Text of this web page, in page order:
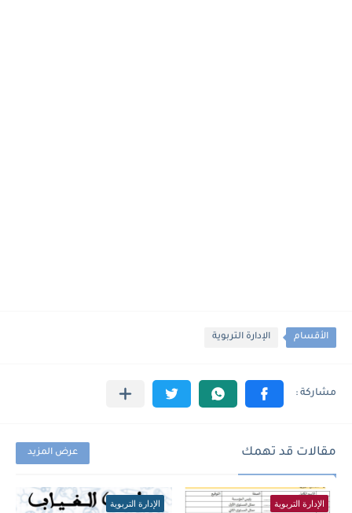
الأقسام الإدارة التربوية
مقالات قد تهمك عرض المزيد
الإدارة التربوية الإدارة التربوية